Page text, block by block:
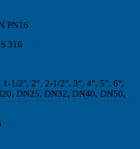
PN16
316
1/2″, 2″, 2-1/2″, 3″, 4″, 5″, 6″,
DN25, DN32, DN40, DN50,